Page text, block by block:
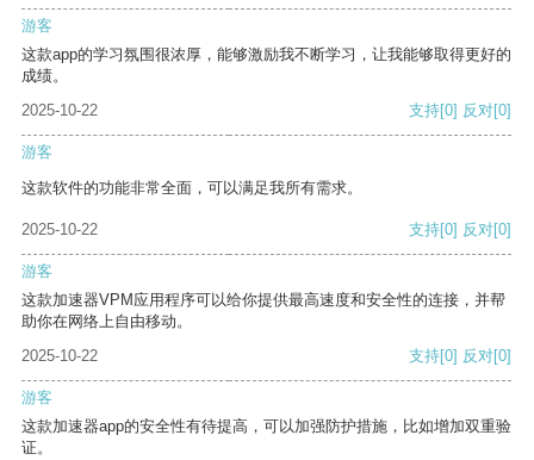
游客
这款app的学习氛围很浓厚，能够激励我不断学习，让我能够取得更好的
成绩。
2025-10-22
支持[0] 反对[0]
游客
这款软件的功能非常全面，可以满足我所有需求。
2025-10-22 支持[0] 反对[0]
游客
这款加速器VPM应用程序可以给你提供最高速度和安全性的连接，并帮
助你在网络上自由移动。
2025-10-22
支持[0] 反对[0]
游客
这款加速器app的安全性有待提高，可以加强防护措施，比如增加双重验
证。